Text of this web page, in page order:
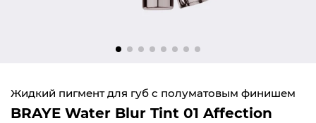
Жидкий пигмент для губ с полуматовым финишем
BRAYE Water Blur Tint 01 Affection